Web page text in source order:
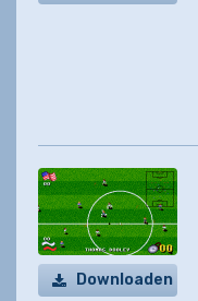
Downloaden